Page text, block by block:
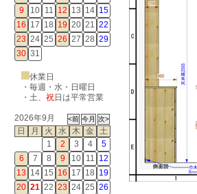
9
10 11 12 13 14 15
16 17 18 19 20 21 22
23 24 25 26 27 28 29
30 31
休業日
・毎週・水・日曜日
・ 土、 祝日は平常営業
2026年9月
日
月 火 水 木 金
土
1
2 3 4
5
6
7 8 9 10 11 12
13 14 15 16 17 18 19
20 21 22 23 24 25 26